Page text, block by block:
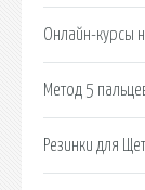
Онлайн-курсы
Метод 5
Резинки для